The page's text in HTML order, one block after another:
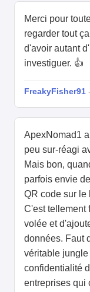
Merci pour
regarder tout
d'avoir autant
investiguer. 👍
FreakyFisher91 -
ApexNomad1
peu sur-réagi
Mais bon,
parfois envie
QR code sur le
C'est tellement
volée et
données. Faut
véritable
confidentialité
entreprises qui